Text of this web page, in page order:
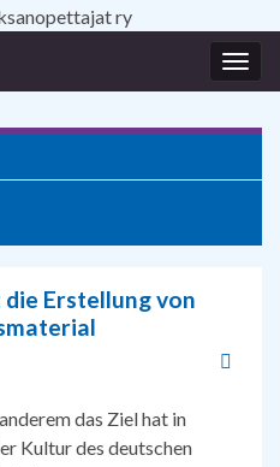
Erstellung von
das Ziel hat in
Kultur des deutschen